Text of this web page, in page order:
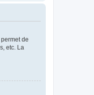
de
etc. La